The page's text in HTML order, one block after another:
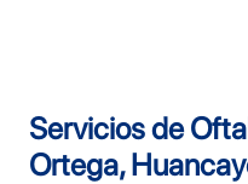
Servicios de
Ortega,